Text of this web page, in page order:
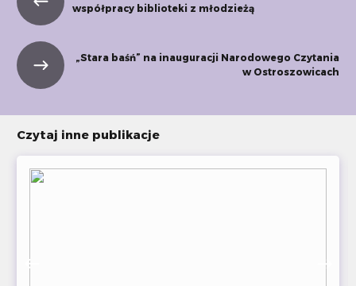
współpracy biblioteki z młodzieżą
„Stara baśń” na inauguracji Narodowego Czytania
w Ostroszowicach
Czytaj inne publikacje